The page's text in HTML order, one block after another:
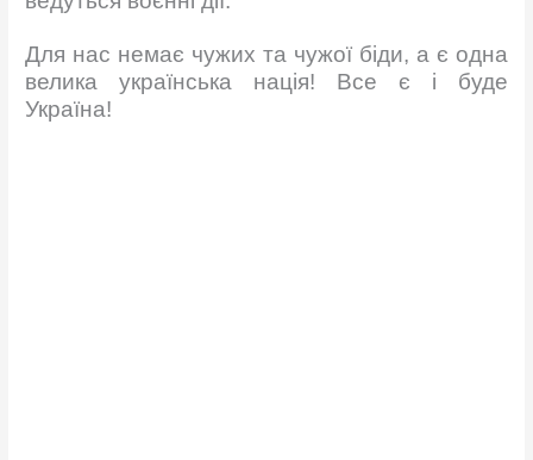
Для нас немає чужих та чужої біди, а є одна
велика українська нація! Все є і буде
Україна!